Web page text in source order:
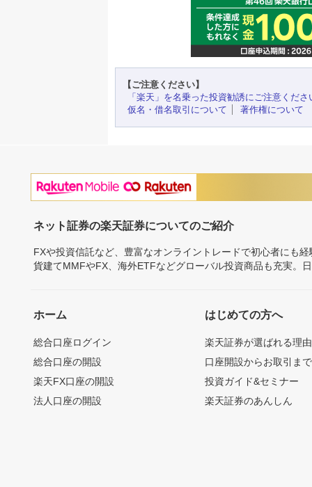
【ご注意ください】
「楽天」を名乗った投資勧誘にご注意くださ
仮名・借名取引について
著作権について
ネット証券の楽天証券についてのご紹介
FXや投資信託など、豊富なオンライントレードで初心者にも
貨建てMMFやFX、海外ETFなどグローバル投資商品も充実。
ホーム
総合口座ログイン
総合口座の開設
楽天FX口座の開設
法人口座の開設
はじめての方へ
楽天証券が選ばれる理由
口座開設からお取引ま
投資ガイド&セミナー
楽天証券のあんしん